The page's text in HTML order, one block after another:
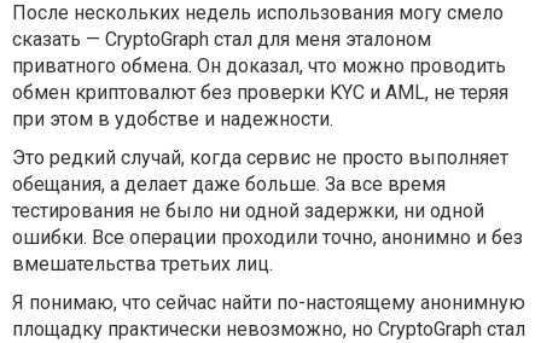
После нескольких недель использования могу смело
сказать — CryptoGraph стал для меня эталоном
приватного обмена. Он доказал, что можно проводить
обмен криптовалют без проверки KYC и AML, не теряя
при этом в удобстве и надежности.
Это редкий случай, когда сервис не просто выполняет
обещания, а делает даже больше. За все время
тестирования не было ни одной задержки, ни одной
ошибки. Все операции проходили точно, анонимно и без
вмешательства третьих лиц.
Я понимаю, что сейчас найти по-настоящему анонимную
площадку практически невозможно, но CryptoGraph стал